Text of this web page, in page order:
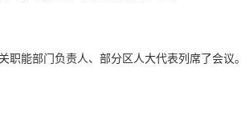
能部门负责人、部分区人大代表列席了会议。